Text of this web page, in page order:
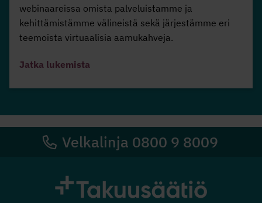
webinaareissa omista palveluistamme ja
kehittämistämme välineistä sekä järjestämme eri
teemoista virtuaalisia aamukahveja.
Jatka lukemista
Velkalinja 0800 9 8009